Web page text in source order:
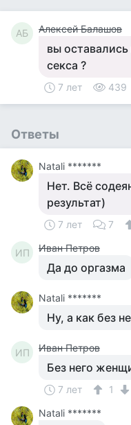
АБ Алексей Балашов
вы
секса ?
7 лет 439
Ответы
Natali *******
Нет. Всё
результат)
7 лет 7
ИП Иван Петров
Да до оргазма
Natali *******
Ну, а как без
ИП Иван Петров
Без него
7 лет
1
Natali *******